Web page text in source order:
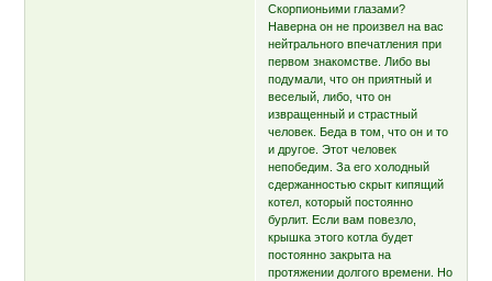
Скорпионьими глазами?
Наверна он не произвел на вас
нейтрального впечатления при
первом знакомстве. Либо вы
подумали, что он приятный и
веселый, либо, что он
извращенный и страстный
человек. Беда в том, что он и то
и другое. Этот человек
непобедим. За его холодный
сдержанностью скрыт кипящий
котел, который постоянно
бурлит. Если вам повезло,
крышка этого котла будет
постоянно закрыта на
протяжении долгого времени. Но